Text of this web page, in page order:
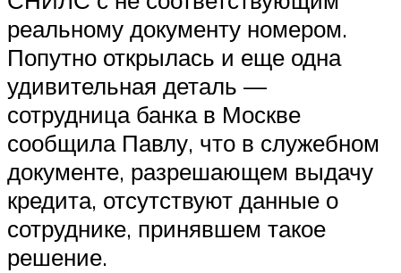
реальному документу номером.
Попутно открылась и еще одна
удивительная деталь —
сотрудница банка в Москве
сообщила Павлу, что в служебном
документе, разрешающем выдачу
кредита, отсутствуют данные о
сотруднике, принявшем такое
решение.